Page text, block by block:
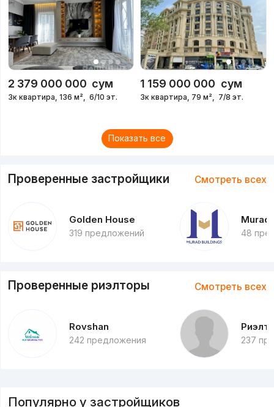
2 379 000 000 сум
3к квартира, 136 м², 6/10 эт.
1 159 000 000 сум
3к квартира, 79 м², 7/8 эт.
Показать все
Проверенные застройщики Смотреть всех
Golden House
319 предложений
Murad
48
Проверенные риэлторы Смотреть всех
Rovshan
242 предложения 237
Популярно у застройщиков